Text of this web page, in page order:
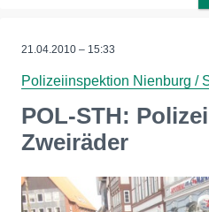
21.04.2010 – 15:33
Polizeiinspektion Nienburg /
POL-STH:
Zweiräder